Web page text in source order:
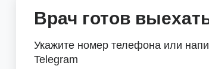
Врач готов
Укажите номер телефона или
Telegram